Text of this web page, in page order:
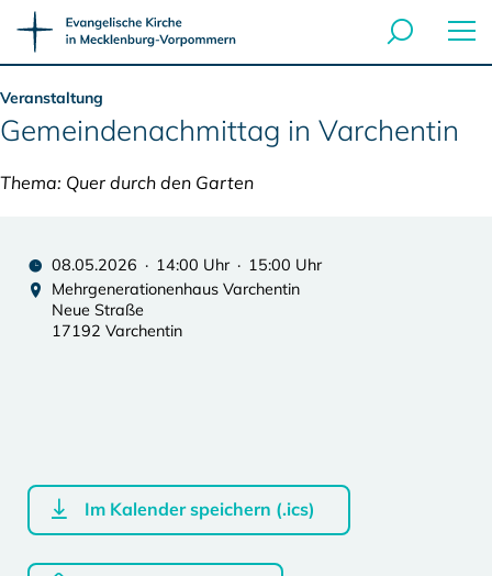
Veranstaltung
Gemeindenachmittag in Varchentin
Thema: Quer durch den Garten
08.05.2026 · 14:00 Uhr · 15:00 Uhr
Mehrgenerationenhaus Varchentin
Neue Straße
17192 Varchentin
Im Kalender speichern (.ics)